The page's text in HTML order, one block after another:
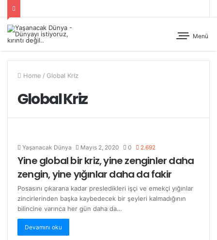
Menü
Home / Global Kriz
Global Kriz
Yaşanacak Dünya Mayıs 2, 2020 0 2.692
Yine global bir kriz, yine zenginler daha
zengin, yine yığınlar daha da fakir
Posasını çıkarana kadar presledikleri işçi ve emekçi yığınlar
zincirlerinden başka kaybedecek bir şeyleri kalmadığının
bilincine varınca her gün daha da…
Devamını oku